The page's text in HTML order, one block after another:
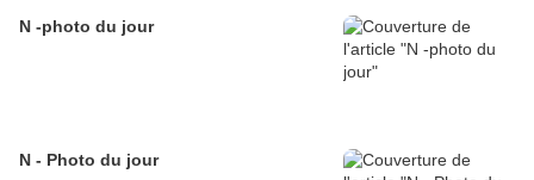
N -photo du jour
N - Photo du jour